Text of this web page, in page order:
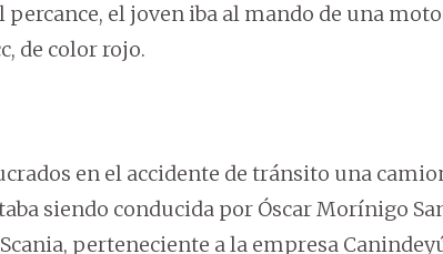
percance, el joven iba al mando de una
de color rojo.
en el accidente de tránsito una
siendo conducida por Óscar Morínigo
perteneciente a la empresa